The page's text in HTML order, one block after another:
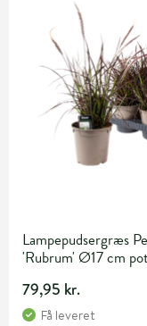
Lampepudsergræs
'Rubrum' Ø17 cm
79,95 kr.
Få leveret